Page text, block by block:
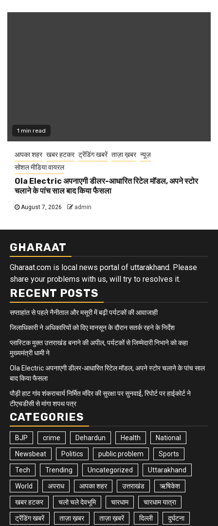
1 min read
आपका शहर खबर हटकर ट्रेंडिंग खबरें ताज़ा ख़बर न्यूज़
सोशल मीडिया वायरल
Ola Electric अपनाएगी डीलर-आधारित रिटेल मॉडल, अपने स्टोर
चलाने के पांच साल बाद किया फैसला
August 7, 2026 admin
GHARAAT
Gharaat.com is local news portal of uttarakhand. Please
share your problems with us, will try to resolves it.
RECENT POSTS
सप्ताहांत से पहले नैनीताल और मसूरी में बढ़ी पर्यटकों की आवाजाही
जिलाधिकारी ने अधिकारियों को दिए मानसून के दौरान सतर्क रहने के निर्देश
प्लास्टिक मुक्त उत्तराखंड बनाने की अपील, पर्यटकों से जिम्मेदारी निभाने को कहा
मुख्यमंत्री धामी ने
Ola Electric अपनाएगी डीलर-आधारित रिटेल मॉडल, अपने स्टोर चलाने के पांच साल
बाद किया फैसला
पौड़ी हाट गांव शंकराचार्य निर्मित मंदिर की सुरक्षा पर सुनवाई, रिपोर्ट पर हाईकोर्ट ने
टीएचडीसी से मांगा शपथ पत्र
CATEGORIES
BJP crime Dehardun Health National
Newsbeat Politics public problem Sports
Tech Trending Uncategorized Uttarakhand
World अपराध आपका शहर उत्तराखंड ऋषिकेश
खबर हटकर चलो चले देवभूमि चारधाम चारधाम यात्रा
ट्रेंडिंग खबरें ताज़ा ख़बर ताज़ा ख़बरें दिल्ली दुर्घटना